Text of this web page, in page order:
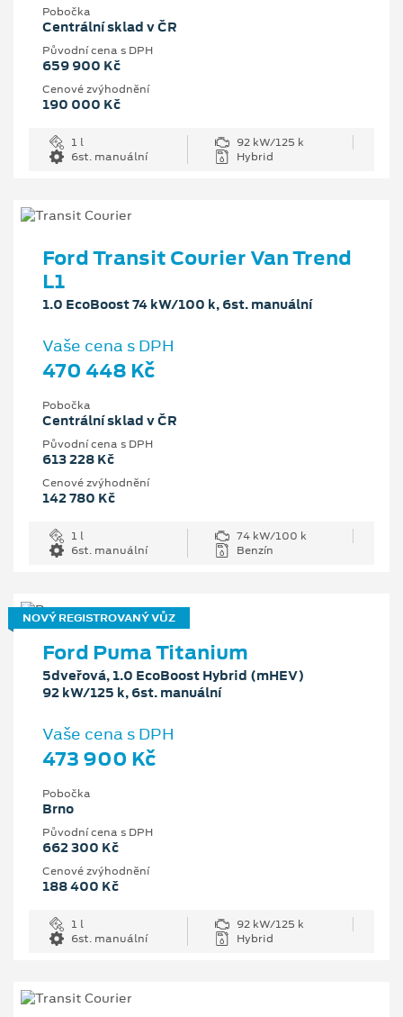
Pobočka
Centrální sklad v ČR
Původní cena s DPH
659 900 Kč
Cenové zvýhodnění
190 000 Kč
1 l
92 kW/125 k
6st. manuální
Hybrid
Ford Transit Courier Van Trend
L1
1.0 EcoBoost 74 kW/100 k, 6st. manuální
Vaše cena s DPH
470 448 Kč
Pobočka
Centrální sklad v ČR
Původní cena s DPH
613 228 Kč
Cenové zvýhodnění
142 780 Kč
1 l
74 kW/100 k
6st. manuální
Benzín
NOVÝ REGISTROVANÝ VŮZ
Ford Puma Titanium
5dveřová, 1.0 EcoBoost Hybrid (mHEV)
92 kW/125 k, 6st. manuální
Vaše cena s DPH
473 900 Kč
Pobočka
Brno
Původní cena s DPH
662 300 Kč
Cenové zvýhodnění
188 400 Kč
1 l
92 kW/125 k
6st. manuální
Hybrid